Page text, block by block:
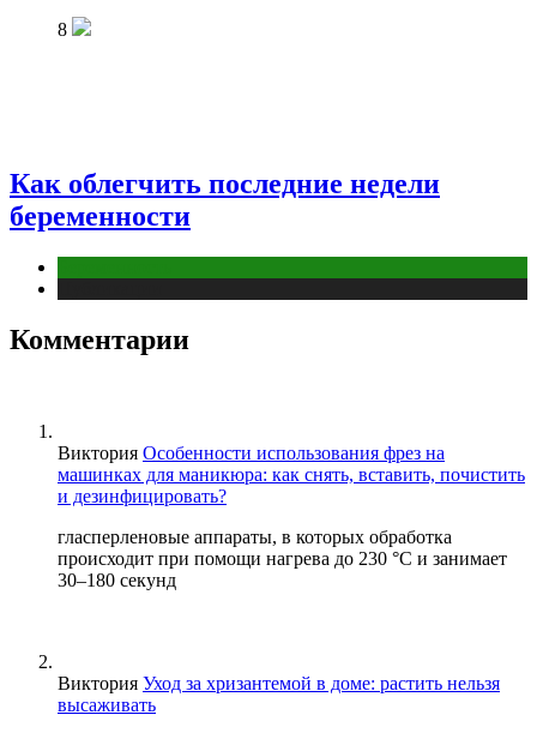
8
Как облегчить последние недели
беременности
Комментарии
Виктория Особенности использования фрез на
машинках для маникюра: как снять, вставить, почистить
и дезинфицировать?
гласперленовые аппараты, в которых обработка
происходит при помощи нагрева до 230 °С и занимает
30–180 секунд
Виктория Уход за хризантемой в доме: растить нельзя
высаживать